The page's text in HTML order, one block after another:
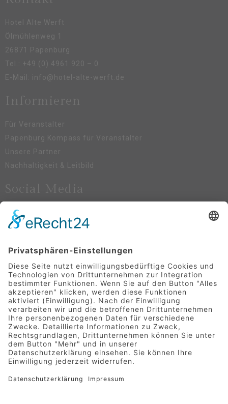
Hotel Alte Werft
Ölmühlenweg 1
26871 Papenburg
Tel.:
+49 (0) 4961 920 – 0
E-Mail: info@hotel-alte-werft.de
Informieren
Für Veranstalter
Papenburg Kompass für Veranstalter
Unsere Partner
Nachhaltigkeit & Leitbild
Social Media
Newsletter-Anmeldung
Anmelden